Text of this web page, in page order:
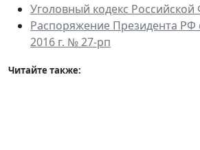
Уголовный кодекс
Распоряжение Президента РФ
2016 г. № 27-рп
Читайте также: